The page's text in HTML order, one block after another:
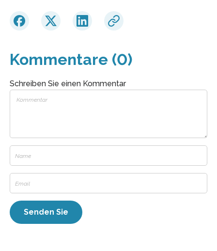
Kommentare (0)
Schreiben Sie einen Kommentar